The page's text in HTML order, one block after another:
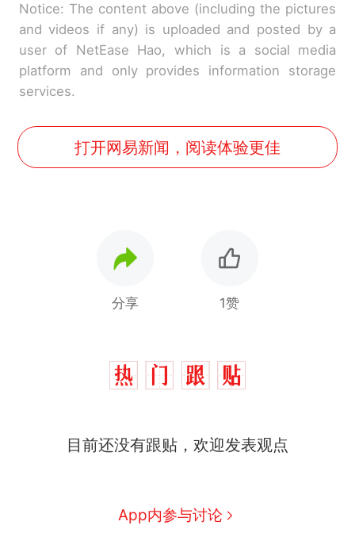
Notice: The content above (including the pictures
and videos if any) is uploaded and posted by a
user of NetEase Hao, which is a social media
platform and only provides information storage
services.
打开网易新闻，阅读体验更佳
分享 1赞
目前还没有跟贴，欢迎发表观点
App内参与讨论
哥士兵搬起大石块投向移民引
协会回应
男子上山采菌偶然发现鸡枞菌